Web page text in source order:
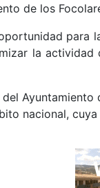
de los
la
nacional,